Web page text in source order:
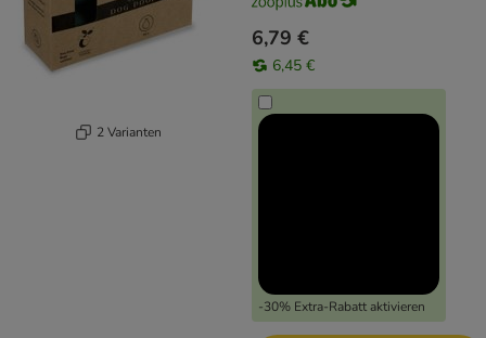
2 Varianten
6,79 €
6,45 €
-30% Extra-Rabatt aktivieren